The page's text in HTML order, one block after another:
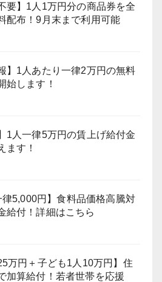
要】1人1万円分の商品券を全
配布！9月末まで利用可能
】1人あたり一律2万円の無料
始します！
1人一律5万円の賃上げ給付金
ます！
律5,000円】食料品価格高騰対
給付！詳細はこちら
万円＋子ども1人10万円】住
加算給付！若者世帯を応援